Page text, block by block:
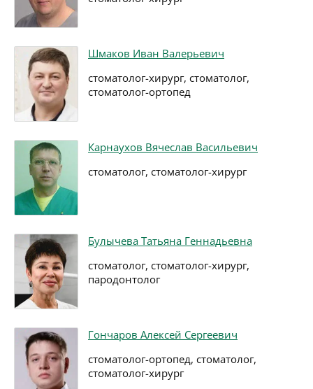
Шмаков Иван Валерьевич
стоматолог-хирург, стоматолог,
стоматолог-ортопед
Карнаухов Вячеслав Васильевич
стоматолог, стоматолог-хирург
Булычева Татьяна Геннадьевна
стоматолог, стоматолог-хирург,
пародонтолог
Гончаров Алексей Сергеевич
стоматолог-ортопед, стоматолог,
стоматолог-хирург